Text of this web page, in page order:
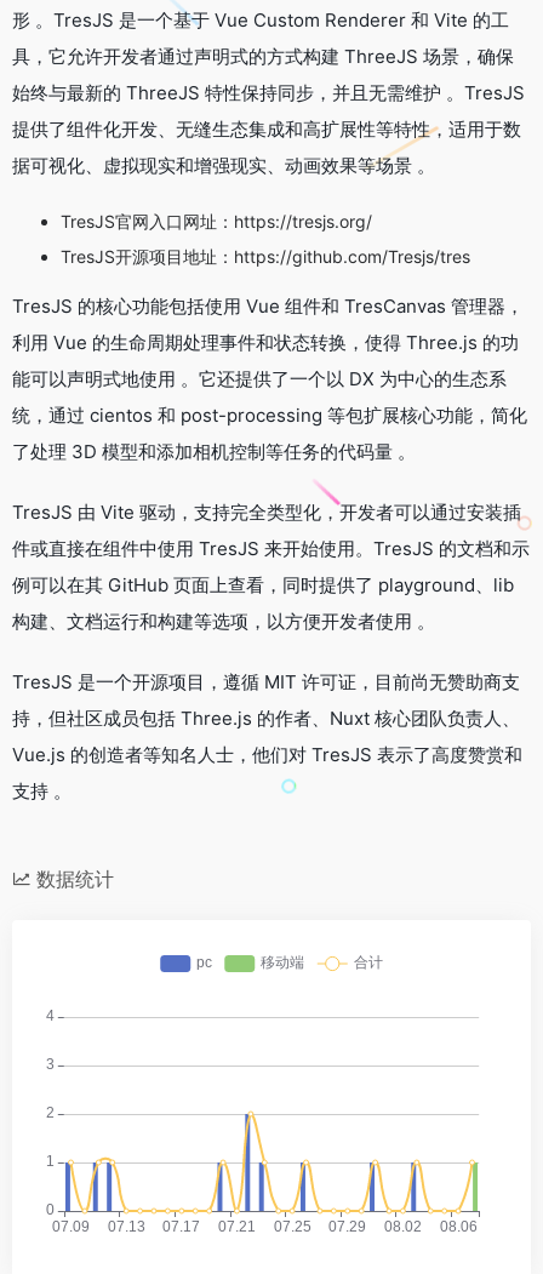
形 。TresJS 是一个基于 Vue Custom Renderer 和 Vite 的工
具，它允许开发者通过声明式的方式构建 ThreeJS 场景，确保
始终与最新的 ThreeJS 特性保持同步，并且无需维护 。TresJS
提供了组件化开发、无缝生态集成和高扩展性等特性，适用于数
据可视化、虚拟现实和增强现实、动画效果等场景 。
TresJS官网入口网址：https://tresjs.org/
TresJS开源项目地址：https://github.com/Tresjs/tres
TresJS 的核心功能包括使用 Vue 组件和 TresCanvas 管理器，
利用 Vue 的生命周期处理事件和状态转换，使得 Three.js 的功
能可以声明式地使用 。它还提供了一个以 DX 为中心的生态系
统，通过 cientos 和 post-processing 等包扩展核心功能，简化
了处理 3D 模型和添加相机控制等任务的代码量 。
TresJS 由 Vite 驱动，支持完全类型化，开发者可以通过安装插
件或直接在组件中使用 TresJS 来开始使用。TresJS 的文档和示
例可以在其 GitHub 页面上查看，同时提供了 playground、lib
构建、文档运行和构建等选项，以方便开发者使用 。
TresJS 是一个开源项目，遵循 MIT 许可证，目前尚无赞助商支
持，但社区成员包括 Three.js 的作者、Nuxt 核心团队负责人、
Vue.js 的创造者等知名人士，他们对 TresJS 表示了高度赞赏和
支持 。
数据统计